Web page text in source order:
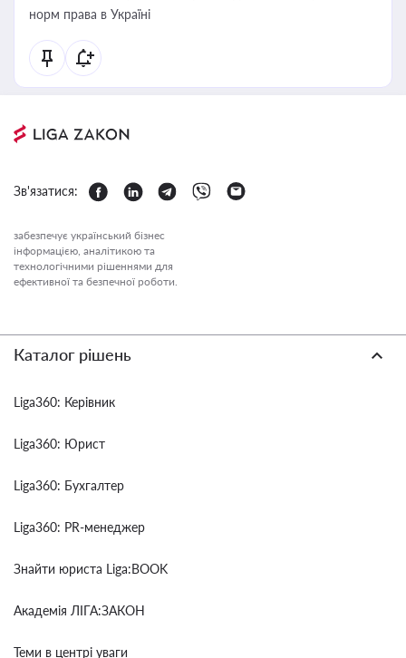
норм права в Україні
Зв'язатися:
забезпечує український бізнес
інформацією, аналітикою та
технологічними рішеннями для
ефективної та безпечної роботи.
Каталог рішень
Liga360: Керівник
Liga360: Юрист
Liga360: Бухгалтер
Liga360: PR-менеджер
Знайти юриста Liga:BOOK
Академія ЛІГА:ЗАКОН
Теми в центрі уваги